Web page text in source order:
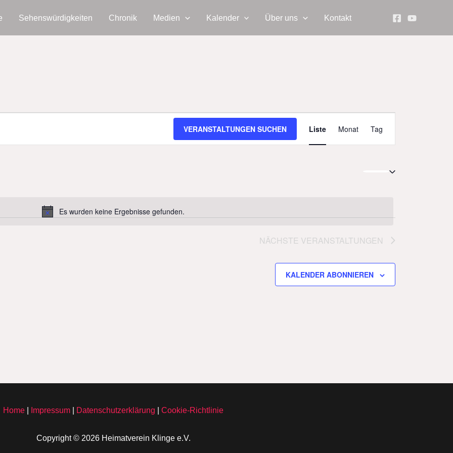
Sehenswürdigkeiten Chronik Medien Kalender Über uns Kontakt
Hinweis
Es wurden keine Ergebnisse gefunden.
VERANSTALTUNGEN SUCHEN
Ansichten-
Navigation
Liste Monat Tag
NÄCHSTE VERANSTALTUNGEN
KALENDER ABONNIEREN
Home Impressum Datenschutzerklärung Cookie-Richtlinie
Copyright © 2026 Heimatverein Klinge e.V.